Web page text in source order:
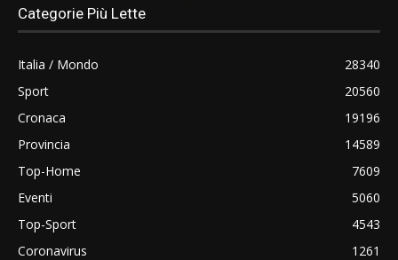
Categorie Più Lette
Italia / Mondo
28340
Sport
20560
Cronaca
19196
Provincia
14589
Top-Home
7609
Eventi
5060
Top-Sport
4543
Coronavirus
1261